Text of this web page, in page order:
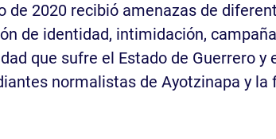
de 2020 recibió amenazas de
de identidad, intimidación,
que sufre el Estado de Guerrero
normalistas de Ayotzinapa y